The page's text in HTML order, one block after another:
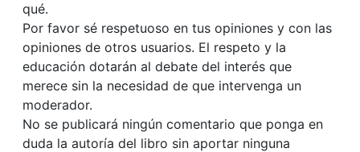
qué.
Por favor sé respetuoso en tus opiniones y con las
opiniones de otros usuarios. El respeto y la
educación dotarán al debate del interés que
merece sin la necesidad de que intervenga un
moderador.
No se publicará ningún comentario que ponga en
duda la autoría del libro sin aportar ninguna